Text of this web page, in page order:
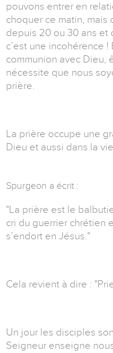
pouvons entrer en
choquer ce matin,
depuis 20 ou 30 ans et
c’est une incohérence
communion avec Dieu,
nécessite que nous
prière.
La prière occupe une
Dieu et aussi dans la
Spurgeon a écrit :
"La prière est le
cri du guerrier chrétien
s’endort en Jésus."
Cela revient à dire :
Un jour les disciples
Seigneur enseigne